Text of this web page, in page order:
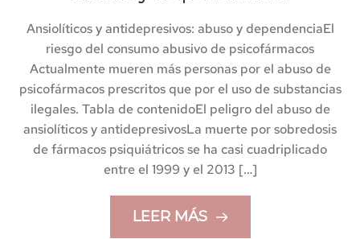
Ansiolíticos y antidepresivos: abuso y dependenciaEl
riesgo del consumo abusivo de psicofármacos
Actualmente mueren más personas por el abuso de
psicofármacos prescritos que por el uso de substancias
ilegales. Tabla de contenidoEl peligro del abuso de
ansiolíticos y antidepresivosLa muerte por sobredosis
de fármacos psiquiátricos se ha casi cuadriplicado
entre el 1999 y el 2013 […]
LEER MÁS